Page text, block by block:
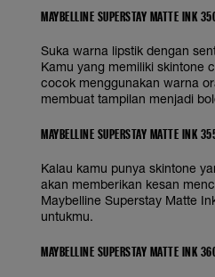
MAYBELLINE SUPERSTAY MATTE INK
Suka warna lipstik dengan
Kamu yang memiliki skintone
cocok menggunakan warna
membuat tampilan menjadi
MAYBELLINE SUPERSTAY MATTE INK
Kalau kamu punya skintone
akan memberikan kesan
Maybelline Superstay Matte
untukmu.
MAYBELLINE SUPERSTAY MATTE INK